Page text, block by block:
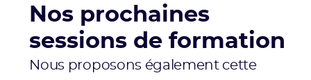
Nos prochaines
sessions de formation
Nous proposons également cette